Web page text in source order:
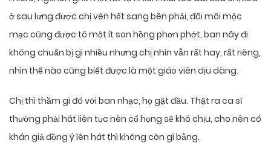
ở sau lưng được chị vén hết sang bên phải, đôi môi mộc
mạc cũng được tô một ít son hồng phơn phớt, ban nãy đi
không chuẩn bị gì nhiều nhưng chị nhìn vẫn rất hay, rất riêng,
nhìn thế nào cũng biết được là một giáo viên dịu dàng.
Chị thì thầm gì đó với ban nhạc, họ gật đầu. Thật ra ca sĩ
thường phải hát liên tục nên cổ họng sẽ khó chịu, cho nên có
khán giả đồng ý lên hát thì không còn gì bằng.